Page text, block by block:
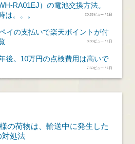
RA01EJ）の電池交換方法。
は。。。
20.33ビュー / 1日
イの支払いで楽天ポイントが付
8.83ビュー / 1日
後。10万円の点検費用は高いで
7.50ビュー / 1日
の荷物は、輸送中に発生した
対処法